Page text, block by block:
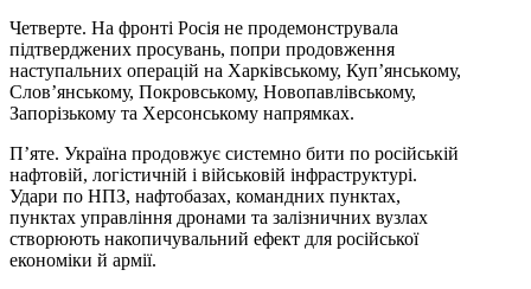
Четверте. На фронті Росія не продемонструвала
підтверджених просувань, попри продовження
наступальних операцій на Харківському, Куп’янському,
Слов’янському, Покровському, Новопавлівському,
Запорізькому та Херсонському напрямках.
П’яте. Україна продовжує системно бити по російській
нафтовій, логістичній і військовій інфраструктурі.
Удари по НПЗ, нафтобазах, командних пунктах,
пунктах управління дронами та залізничних вузлах
створюють накопичувальний ефект для російської
економіки й армії.